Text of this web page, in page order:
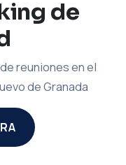
de
reuniones en el
de Granada